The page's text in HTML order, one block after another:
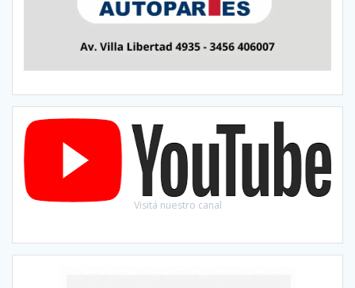
Visitá nuestro canal